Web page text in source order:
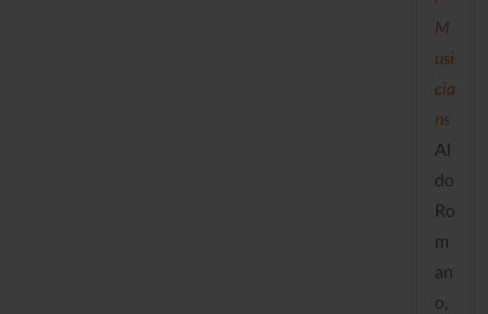
M
usi
cia
ns
Al
do
Ro
m
an
o,